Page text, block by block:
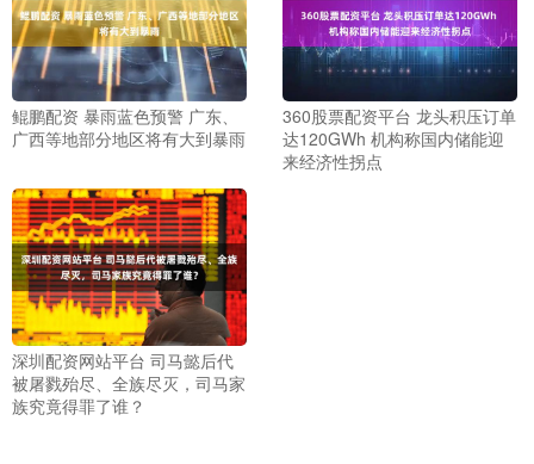
鲲鹏配资 暴雨蓝色预警 广东、
广西等地部分地区将有大到暴雨
360股票配资平台 龙头积压订单
达120GWh 机构称国内储能迎
来经济性拐点
深圳配资网站平台 司马懿后代
被屠戮殆尽、全族尽灭，司马家
族究竟得罪了谁？